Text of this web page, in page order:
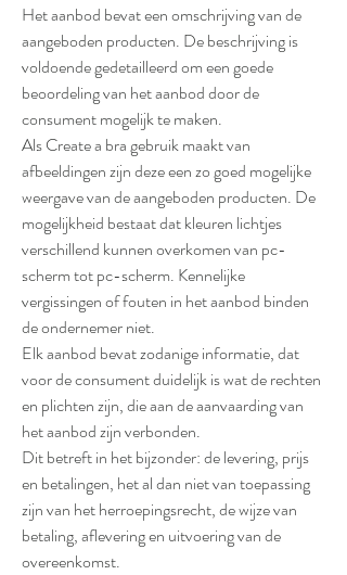
Het aanbod bevat een omschrijving van de
aangeboden producten. De beschrijving is
voldoende gedetailleerd om een goede
beoordeling van het aanbod door de
consument mogelijk te maken.
Als Create a bra gebruik maakt van
afbeeldingen zijn deze een zo goed mogelijke
weergave van de aangeboden producten. De
mogelijkheid bestaat dat kleuren lichtjes
verschillend kunnen overkomen van pc-
scherm tot pc-scherm. Kennelijke
vergissingen of fouten in het aanbod binden
de ondernemer niet.
Elk aanbod bevat zodanige informatie, dat
voor de consument duidelijk is wat de rechten
en plichten zijn, die aan de aanvaarding van
het aanbod zijn verbonden.
Dit betreft in het bijzonder: de levering, prijs
en betalingen, het al dan niet van toepassing
zijn van het herroepingsrecht, de wijze van
betaling, aflevering en uitvoering van de
overeenkomst.